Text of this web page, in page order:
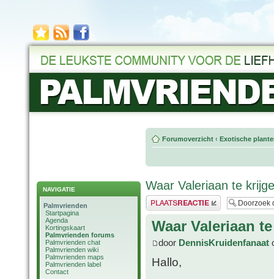
NAVIGATIE
Palmvrienden
Startpagina
Agenda
Kortingskaart
Palmvrienden forums
Palmvrienden chat
Palmvrienden wiki
Palmvrienden maps
Palmvrienden label
Contact
Forumoverzicht ‹ Exotische
Waar Valeriaan te
Plaats een reactie
Waar Valeriaan
door DennisKruidenfanaat
Hallo,